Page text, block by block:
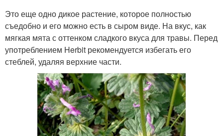
Это еще одно дикое растение, которое полностью
съедобно и его можно есть в сыром виде. На вкус, как
мягкая мята с оттенком сладкого вкуса для травы. Перед
употреблением Herbit рекомендуется избегать его
стеблей, удаляя верхние части.